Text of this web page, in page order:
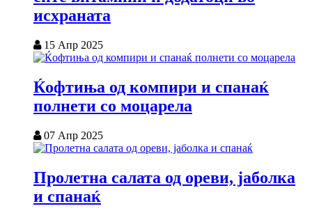
исхраната
15 Апр 2025
Ќофтиња од компири и спанаќ
полнети со моцарела
07 Апр 2025
Пролетна салата од ореви, јаболка
и спанаќ